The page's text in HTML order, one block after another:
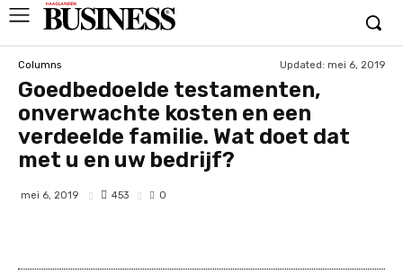
Columns Updated: mei 6, 2019
Goedbedoelde testamenten,
onverwachte kosten en een
verdeelde familie. Wat doet dat
met u en uw bedrijf?
mei 6, 2019 453 0